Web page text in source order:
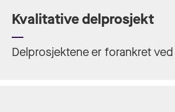
Kvalitative delprosjekt
Delprosjektene er forankret ved